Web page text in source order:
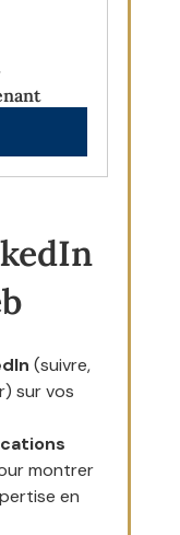
(suivre,
sur vos
montrer
en